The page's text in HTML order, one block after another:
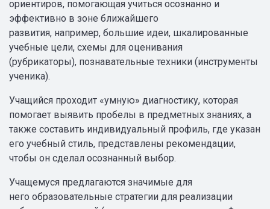
ориентиров, помогающая учиться осознанно и
эффективно в зоне ближайшего
развития, например, большие идеи, шкалированные
учебные цели, схемы для оценивания
(рубрикаторы), познавательные техники (инструменты
ученика).
Учащийся проходит «‎умную»‎ диагностику, которая
помогает выявить пробелы в предметных знаниях, а
также составить индивидуальный профиль, где указан
его учебный стиль, представлены рекомендации,
чтобы он сделал осознанный выбор.
Учащемуся предлагаются значимые для
него образовательные стратегии для реализации